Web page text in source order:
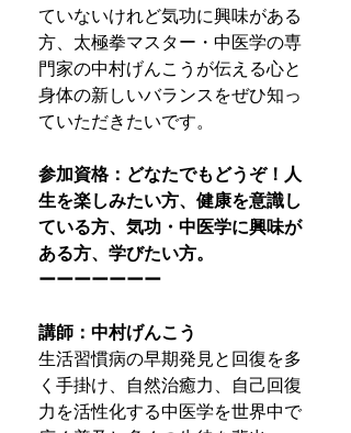
ていないけれど気功に興味がある
方、太極拳マスター・中医学の専
門家の中村げんこうが伝える心と
身体の新しいバランスをぜひ知っ
ていただきたいです。
参加資格：どなたでもどうぞ！人
生を楽しみたい方、健康を意識し
ている方、気功・中医学に興味が
ある方、学びたい方。
ーーーーーーー
講師：中村げんこう
生活習慣病の早期発見と回復を多
く手掛け、自然治癒力、自己回復
力を活性化する中医学を世界中で